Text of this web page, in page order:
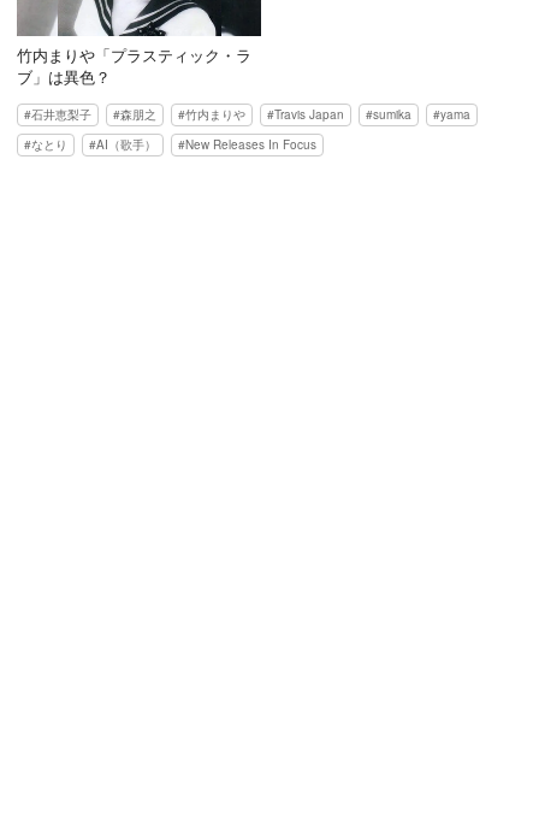
竹内まりや「プラスティック・ラ
ブ」は異色？
石井恵梨子 森朋之 竹内まりや Travis Japan sumika
yama
なとり
AI（歌手） New Releases In Focus